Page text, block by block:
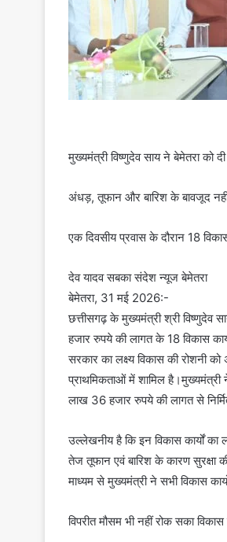
मुख्यमंत्री विष्णुदेव साय ने बेमेतरा को
अंधड़, तूफान और बारिश के बावजूद नहीं
एक दिवसीय प्रवास के दौरान 18
देव यादव सबका संदेश न्यूज बेमेतरा
बेमेतरा, 31 मई 2026:-
छत्तीसगढ़ के मुख्यमंत्री श्री विष्णुदेव
हजार रुपये की लागत के 18 विकास
सरकार का लक्ष्य विकास की रोशनी को
प्राथमिकताओं में शामिल
लाख 36 हजार रुपये की लागत से
उल्लेखनीय है कि इन विकास कार्यों
तेज तूफान एवं बारिश के कारण सुरक्षा
माध्यम से मुख्यमंत्री ने सभी विकास
विपरीत मौसम भी नहीं रोक सका विकास